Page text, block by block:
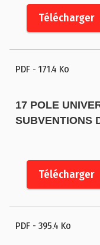
Télécharger
PDF - 171.4 Ko
17 POLE
SUBVENTIONS
Télécharger
PDF - 395.4 Ko